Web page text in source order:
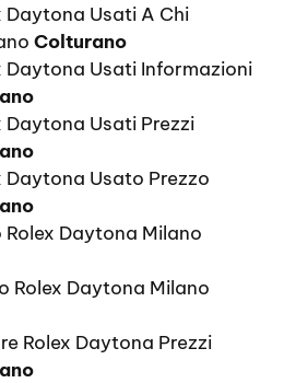
Daytona Usati A Chi
Colturano
Daytona Usati Informazioni
Daytona Usati Prezzi
Daytona Usato Prezzo
Daytona Milano
Rolex Daytona Milano
Rolex Daytona Prezzi